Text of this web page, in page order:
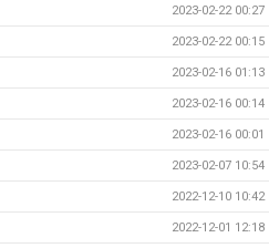
2023-02-22 00:27
2023-02-22 00:15
2023-02-16 01:13
2023-02-16 00:14
2023-02-16 00:01
2023-02-07 10:54
2022-12-10 10:42
2022-12-01 12:18